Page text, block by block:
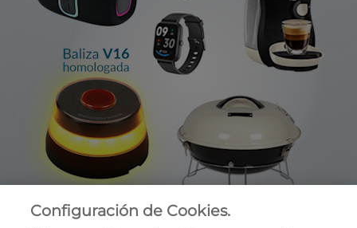
Configuración de Cookies.